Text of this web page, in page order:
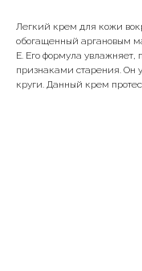
Легкий крем для кожи
обогащенный аргановым
Е. Его формула увлажняет,
признаками старения.
круги. Данный крем